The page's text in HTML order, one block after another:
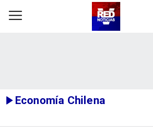
Economía Chilena